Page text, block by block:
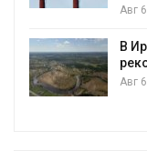
Авг
В
Авг